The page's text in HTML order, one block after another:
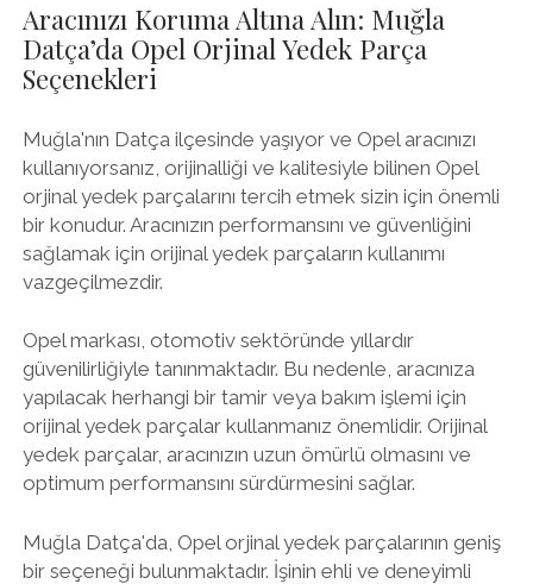
Aracınızı Koruma Altına Alın: Muğla
Datça’da Opel Orjinal Yedek Parça
Seçenekleri
Muğla'nın Datça ilçesinde yaşıyor ve Opel aracınızı
kullanıyorsanız, orijinalliği ve kalitesiyle bilinen Opel
orjinal yedek parçalarını tercih etmek sizin için önemli
bir konudur. Aracınızın performansını ve güvenliğini
sağlamak için orijinal yedek parçaların kullanımı
vazgeçilmezdir.
Opel markası, otomotiv sektöründe yıllardır
güvenilirliğiyle tanınmaktadır. Bu nedenle, aracınıza
yapılacak herhangi bir tamir veya bakım işlemi için
orijinal yedek parçalar kullanmanız önemlidir. Orijinal
yedek parçalar, aracınızın uzun ömürlü olmasını ve
optimum performansını sürdürmesini sağlar.
Muğla Datça'da, Opel orjinal yedek parçalarının geniş
bir seçeneği bulunmaktadır. İşinin ehli ve deneyimli